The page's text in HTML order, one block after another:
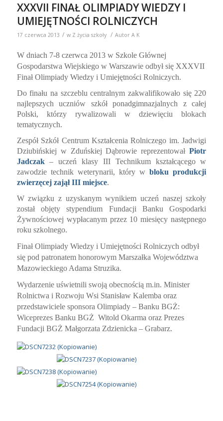
XXXVII FINAŁ OLIMPIADY WIEDZY I
UMIEJĘTNOŚCI ROLNICZYCH
17 czerwca 2013 / w Z życia szkoły / Autor A K
W dniach 7-8 czerwca 2013 w Szkole Głównej
Gospodarstwa Wiejskiego w Warszawie odbył się XXXVII
Finał Olimpiady Wiedzy i Umiejętności Rolniczych.
Do finału na szczeblu centralnym zakwalifikowało się 220
najlepszychuczniów szkół ponadgimnazjalnych z całej
Polski, którzy rywalizowali w dziewięciu blokach
tematycznych.
Zespół Szkół Centrum Kształcenia Rolniczego im. Jadwigi
Dziubińskiej w Zduńskiej Dąbrowie reprezentowałPiotr
Jadczak– uczeń klasy III Technikum kształcącego w
zawodzie technik weterynarii, który wbloku produkcji
zwierzęcej zajął III miejsce.
W związku z uzyskanym wynikiem uczeń naszej szkoły
został objęty stypendium Fundacji Banku Gospodarki
Żywnościowej wypłacanym przez 10 miesięcy następnego
roku szkolnego.
Finał Olimpiady Wiedzy i Umiejętności Rolniczych odbył
się pod patronatem honorowym Marszałka Województwa
Mazowieckiego Adama Struzika.
Wydarzenie uświetnili swoją obecnością m.in. Minister
Rolnictwa i Rozwoju WsiStanisław Kalembaoraz
przedstawiciele sponsora Olimpiady – Banku BGŻ:
Wiceprezes Banku BGŻ Witold Okarmaoraz Prezes
Fundacji BGŻ Małgorzata Zdzienicka – Grabarz.